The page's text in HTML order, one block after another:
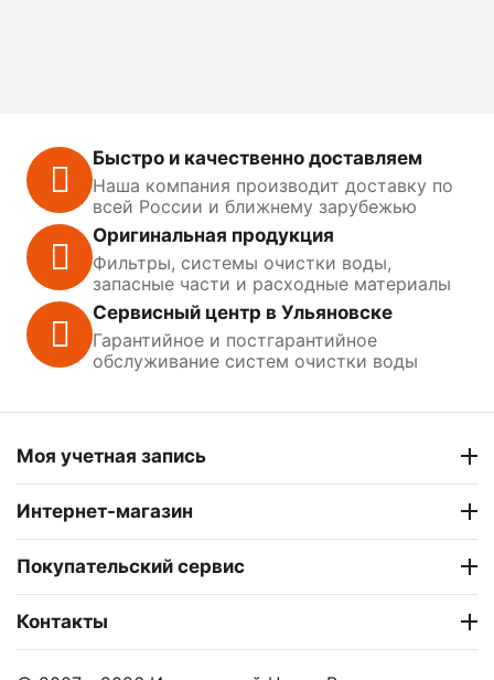
Быстро и качественно доставляем
Наша компания производит доставку по
всей России и ближнему зарубежью
Оригинальная продукция
Фильтры, системы очистки воды,
запасные части и расходные материалы
Сервисный центр в Ульяновске
Гарантийное и постгарантийное
обслуживание систем очистки воды
Моя учетная запись
Интернет-магазин
Покупательский сервис
Контакты